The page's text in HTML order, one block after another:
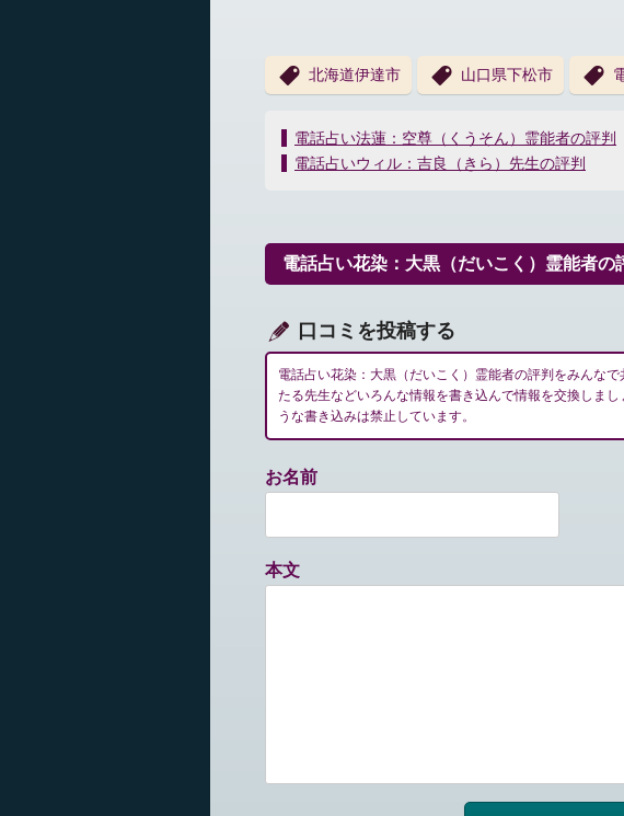
北海道伊達市 山口県下松市
投
稿
ー
シ
ン
電話占い法蓮：空尊（くうそん）霊能者の評判
電話占いウィル：吉良（きら）先生の評判
電話占い花染：大黒（だいこく）霊能者の
口コミを投稿する
電話占い花染：大黒（だいこく）霊能者の評判をみんな
たる先生などいろんな情報を書き込んで情報を交換しま
うな書き込みは禁止しています。
お名前
本文